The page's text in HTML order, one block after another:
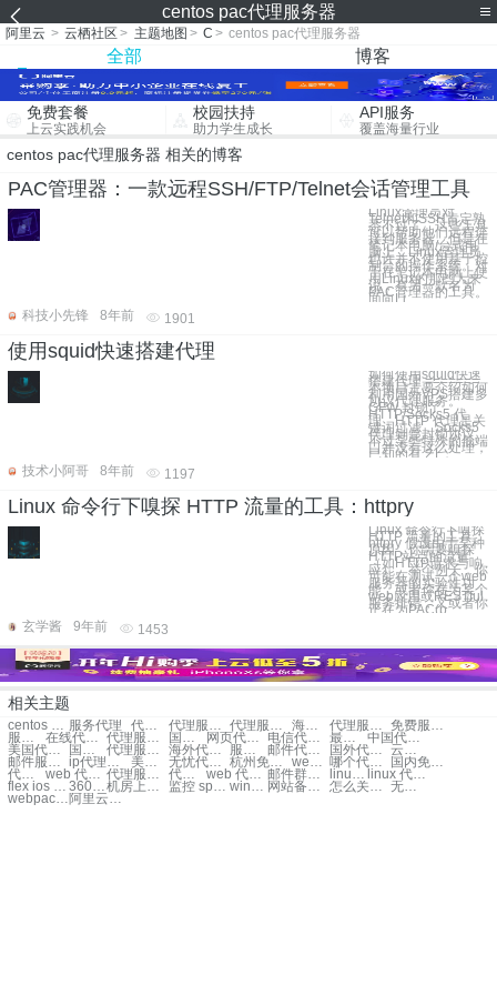
centos pac代理服务器
阿里云 > 云栖社区 > 主题地图 > C > centos pac代理服务器
全部 博客
免费套餐
上云实践机会
校园扶持
助力学生成长
API服务
覆盖海量行业
centos pac代理服务器 相关的博客
PAC管理器：一款远程SSH/FTP/Telnet会话管理工具
Linux管理员对
Telnet和SSH肯定熟
悉不过了。这些工具
可以帮助他们远程连
接到服务器。但是在
笔记本电脑/台式电
脑上，Linux管理员
也许并不使用基于控
制台的操作系统。对
于在笔记本电脑上使
用Linux的那些人来
说，有另一款名为
PAC管理器的工具。
面向Li
科技小先锋
8年前 1901
使用squid快速搭建代理
如何使用squid快速
搭建代理 =======
本项目主要介绍如何
利用国外VPS搭建多
协议代理服务。
GFW 封锁了
HTTP/Socks5 代
理，HTTP 代理是关
键词过滤，Socks5
代理则是封锁协议。
不过某些特殊的低端
口并没有这么处理，
已知的有 21，
技术小阿哥
8年前 1197
Linux 命令行下嗅探 HTTP 流量的工具：httpry
Linux 命令行下嗅探
HTTP 流量的工具：
httpry 假设由于某种
原因，你需要嗅探
HTTP站点的流量
（如HTTP请求与响
应）。举个例子，你
可能在测试一个web
服务器的实验性功
能，或者你在为某个
web应用或RESTful
服务排错，又或者你
正在为PAC(p
玄学酱
9年前 1453
相关主题
centos 搭建代理服务器 服务代理 代理服务器 代理服务器 代理服务器软件 海外服务器代理 代理服务器攻击 免费服务器代理
服务器租用代理 在线代理服务器 代理服务器设置 国外代理服务器 网页代理服务器 电信代理服务器 最新代理服务器 中国代理服务器
美国代理服务器 国内代理服务器 代理服务器地址 海外代理服务器 服务器搭建代理 邮件代理服务器 国外代理服务器 云服务器代理
邮件服务器代理 ip代理服务器 美国免费代理服务器 无忧代理服务器网站 杭州免费代理服务器 web代理服务器 哪个代理服务器好用 国内免费代理服务器
代理服务器ip web 代理服务器 代理服务器web 代理web服务器 web 代理 服务器 邮件群发代理服务器 linux 代理服务器 linux 代理服务器
flex ios 证书 360浏览器代理服务器 机房上网监控 监控 spring 回滚 win7创建dhcp服务器软件 网站备案在哪个部门 怎么关闭win7无线网络连接网络连接不上 无线通信wifi
webpack 部署服务器 阿里云服务器 全屏